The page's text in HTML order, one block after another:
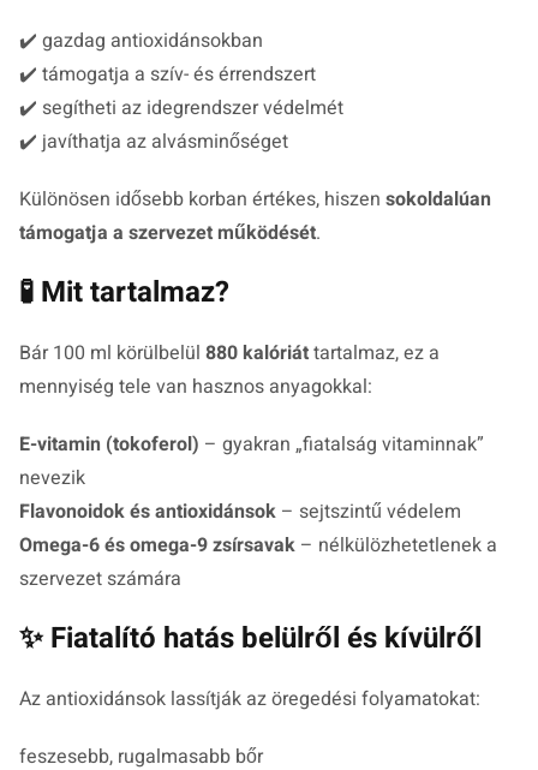
✔️ gazdag antioxidánsokban
✔️ támogatja a szív- és érrendszert
✔️ segítheti az idegrendszer védelmét
✔️ javíthatja az alvásminőséget
Különösen idősebb korban értékes, hiszen sokoldalúan
támogatja a szervezet működését.
🧪 Mit tartalmaz?
Bár 100 ml körülbelül 880 kalóriáttartalmaz, ez a
mennyiség tele van hasznos anyagokkal:
E-vitamin (tokoferol) – gyakran „fiatalság vitaminnak”
nevezik
Flavonoidok és antioxidánsok – sejtszintű védelem
Omega-6 és omega-9 zsírsavak – nélkülözhetetlenek a
szervezet számára
✨ Fiatalító hatás belülről és kívülről
Az antioxidánsok lassítják az öregedési folyamatokat:
feszesebb, rugalmasabb bőr